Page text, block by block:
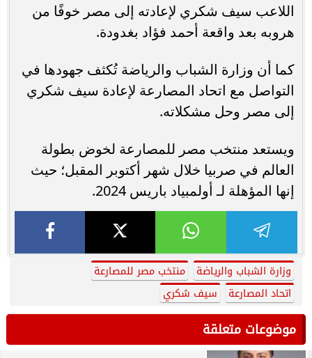
اللاعب سيف شكري لإعادته إلى مصر خوفًا من
هروبه بعد واقعة أحمد فؤاد بغدودة.
كما أن وزارة الشباب والرياضة تُكثف جهودها في
التواصل مع اتحاد المصارعة لإعادة سيف شكري
إلى مصر وحل مشكلاته.
ويستعد منتخب مصر للمصارعة لخوض بطولة
العالم في صربيا خلال شهر أكتوبر المقبل؛ حيث
إنها المؤهلة لـ أولمبياد باريس 2024.
وزارة الشباب والرياضة
منتخب مصر للمصارعة
اتحاد المصارعة
سيف شكري
موضوعات متعلقة